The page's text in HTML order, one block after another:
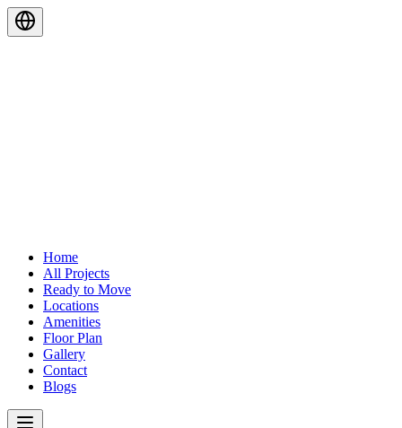
Home
All Projects
Ready to Move
Locations
Amenities
Floor Plan
Gallery
Contact
Blogs